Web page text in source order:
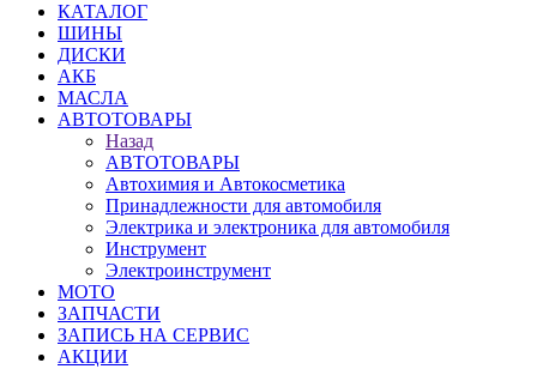
КАТАЛОГ
ШИНЫ
ДИСКИ
АКБ
МАСЛА
АВТОТОВАРЫ
Назад
АВТОТОВАРЫ
Автохимия и Автокосметика
Принадлежности для автомобиля
Электрика и электроника для автомобиля
Инструмент
Электроинструмент
МОТО
ЗАПЧАСТИ
ЗАПИСЬ НА СЕРВИС
АКЦИИ